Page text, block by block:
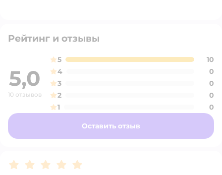
Рейтинг и отзывы
5,0
10 отзывов
5
10
4
0
3
0
2
0
1
0
Оставить отзыв
Рейтинг:5